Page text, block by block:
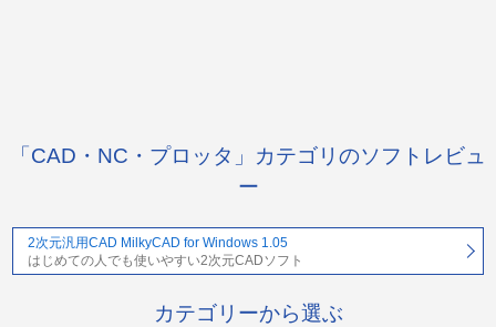
「CAD・NC・プロッタ」カテゴリのソフトレビュ
ー
2次元汎用CAD MilkyCAD for Windows 1.05
はじめての人でも使いやすい2次元CADソフト
カテゴリーから選ぶ